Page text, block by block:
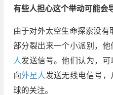
有些人担心这个举动可能会
由于对外太空生命探索没
部分裂出来一个小派别，
人发送信号。他们认为，
向外星人 发送无线电信号
球的关注。